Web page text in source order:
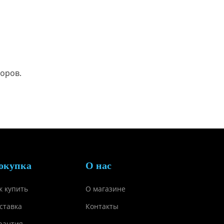
купить
О нас
О магазине
Контакты